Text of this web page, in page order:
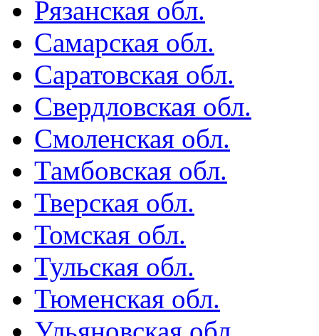
Рязанская обл.
Самарская обл.
Саратовская обл.
Свердловская обл.
Смоленская обл.
Тамбовская обл.
Тверская обл.
Томская обл.
Тульская обл.
Тюменская обл.